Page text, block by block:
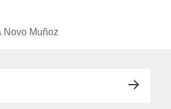
www.experimenta.es/author/laura-
Novo Muñoz